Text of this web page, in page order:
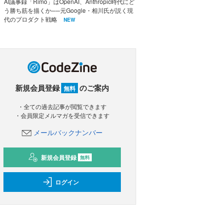
う勝ち筋を描くか──元Google・相川氏が説く現
代のプロダクト戦略
NEW
新規会員登録 無料 のご案内
・全ての過去記事が閲覧できます
・会員限定メルマガを受信できます
メールバックナンバー
新規会員登録 無料
ログイン